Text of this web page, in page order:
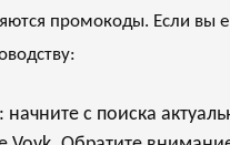
промокоды. Если вы
: начните с поиска